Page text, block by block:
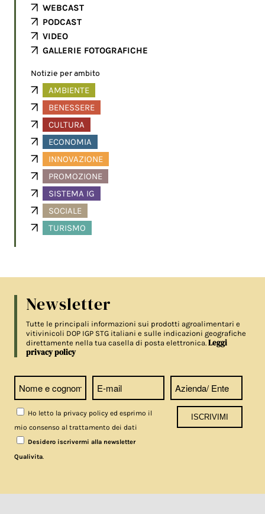
WEBCAST
PODCAST
VIDEO
GALLERIE FOTOGRAFICHE
Notizie per ambito
AMBIENTE
BENESSERE
CULTURA
ECONOMIA
INNOVAZIONE
PROMOZIONE
SISTEMA IG
SOCIALE
TURISMO
Newsletter
Tutte le principali informazioni sui prodotti agroalimentari e
vitivinicoli DOP IGP STG italiani e sulle indicazioni geografiche
direttamente nella tua casella di posta elettronica.Leggi
privacy policy
Ho letto la privacy policy ed esprimo il
mio consenso al trattamento dei dati
Desidero iscrivermi alla newsletter
Qualivita.